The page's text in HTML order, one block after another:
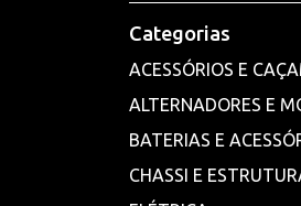
Categorias
ACESSÓRIOS E
ALTERNADORES E
BATERIAS E
CHASSI E